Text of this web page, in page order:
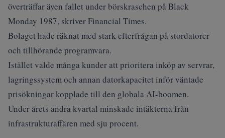
överträffar även fallet under börskraschen på Black
Monday 1987, skriverFinancial Times.
Bolaget hade räknat med stark efterfrågan på stordatorer
och tillhörande programvara.
Istället valde många kunder att prioritera inköp av servrar,
lagringssystem och annan datorkapacitet inför väntade
prisökningar kopplade till den globala AI-boomen.
Under årets andra kvartal minskade intäkterna från
infrastrukturaffären med sju procent.